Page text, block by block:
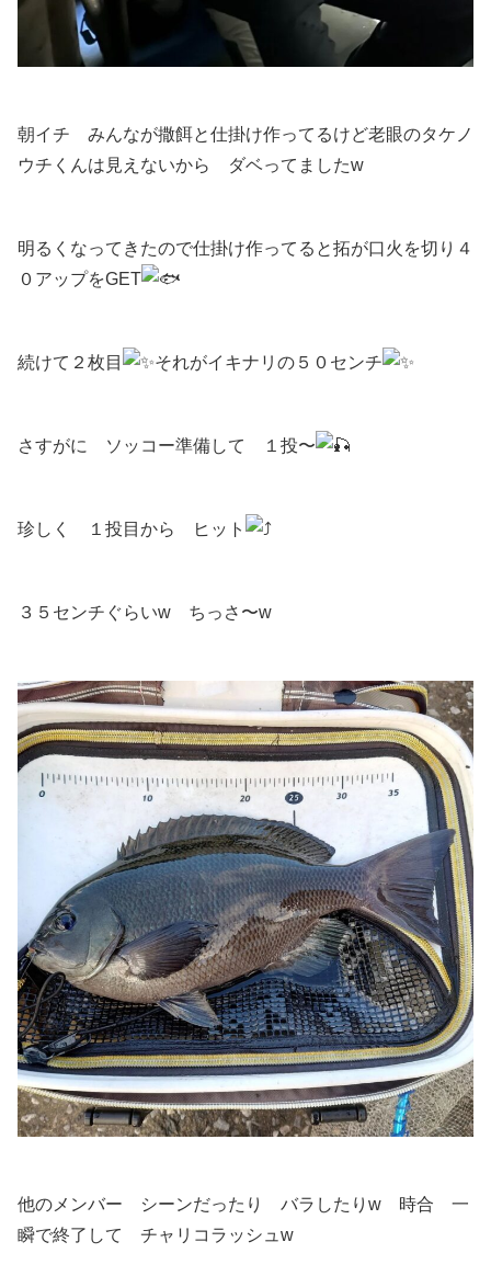
朝イチ みんなが撒餌と仕掛け作ってるけど老眼のタケノ
ウチくんは見えないから ダベってましたw
明るくなってきたので仕掛け作ってると拓が口火を切り４
０アップをGET
続けて２枚目 それがイキナリの５０センチ
さすがに ソッコー準備して １投〜
珍しく １投目から ヒット
３５センチぐらいw ちっさ〜w
他のメンバー シーンだったり バラしたりw 時合 一
瞬で終了して チャリコラッシュw